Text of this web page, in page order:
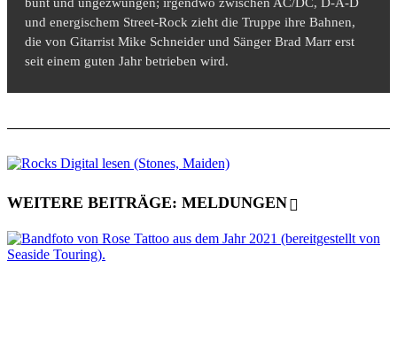
und energischem Street-Rock zieht die Truppe ihre Bahnen,
die von Gitarrist Mike Schneider und Sänger Brad Marr erst
seit einem guten Jahr betrieben wird.
WEITERE BEITRÄGE: MELDUNGEN